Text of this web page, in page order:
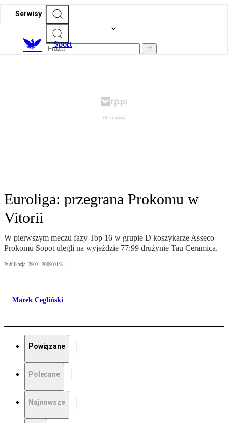
Serwisy
Sport
Euroliga: przegrana Prokomu w
Vitorii
W pierwszym meczu fazy Top 16 w grupie D koszykarze Asseco
Prokomu Sopot ulegli na wyjeździe 77:99 drużynie Tau Ceramica.
Publikacja: 29.01.2009 01:31
Marek Cegliński
Powiązane
Polecane
Najnowsze